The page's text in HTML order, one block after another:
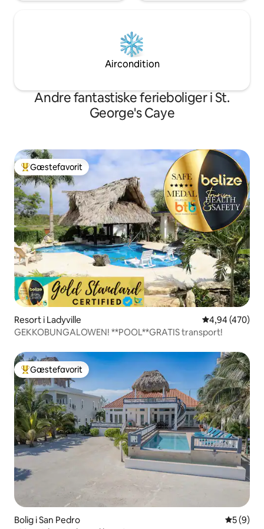
Aircondition
Andre fantastiske ferieboliger i St.
George's Caye
Bedste gæstefavorit
Gæstefavorit
Resort i Ladyville 4,94 ud af 5 i
4,94 (470)
GEKKOBUNGALOWEN! **POOL**GRATIS transport!
Bedste gæstefavorit
Gæstefavorit
Bolig i San Pedro 5 ud af 5
5 (9)